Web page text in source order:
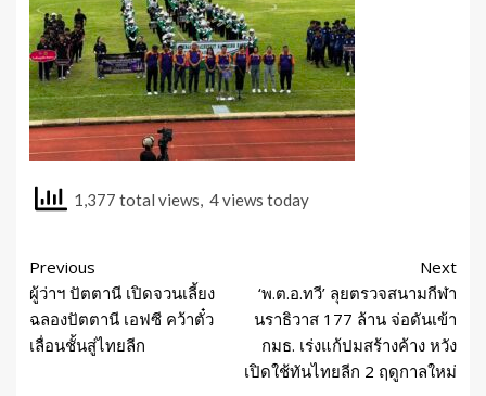
1,377 total views, 4 views today
Previous
ผู้ว่าฯ ปัตตานี เปิดจวนเลี้ยง
ฉลองปัตตานี เอฟซี คว้าตั๋ว
เลื่อนชั้นสู่ไทยลีก
Next
‘พ.ต.อ.ทวี’ ลุยตรวจสนามกีฬา
นราธิวาส 177 ล้าน จ่อดันเข้า
กมธ. เร่งแก้ปมสร้างค้าง หวัง
เปิดใช้ทันไทยลีก 2 ฤดูกาลใหม่